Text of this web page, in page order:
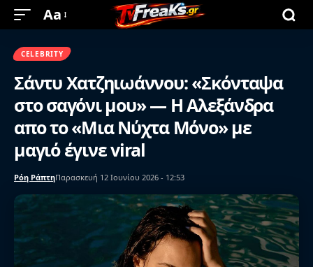
Aa
CELEBRITY
Σάντυ Χατζηιωάννου: «Σκόνταψα
στο σαγόνι μου» — Η Αλεξάνδρα
απο το «Μια Νύχτα Μόνο» με
μαγιό έγινε viral
Ρόη ΡάπτηΠαρασκευή 12 Ιουνίου 2026 - 12:53